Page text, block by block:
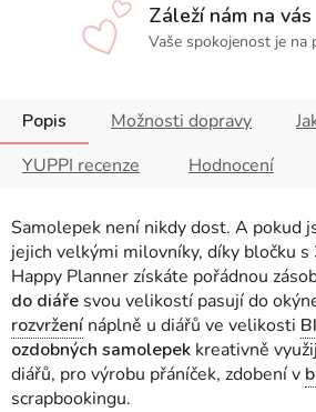
Záleží nám na vás
Vaše spokojenost je na
Popis Možnosti dopravy
YUPPI recenze
Hodnocení
Samolepek není nikdy dost. A pokud
jejich velkými milovníky, díky bločku
Happy Planner získáte pořádnou
do diáře svou velikostí pasují do
rozvrženínáplně u diářů ve velikosti
ozdobných samolepek kreativně
diářů, pro výrobu přáníček, zdobení v
scrapbookingu.